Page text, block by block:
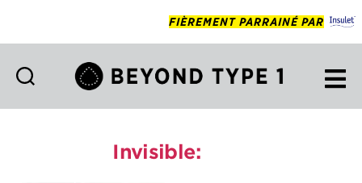
FIÈREMENT PARRAINÉ PAR
Francais
Invisible: